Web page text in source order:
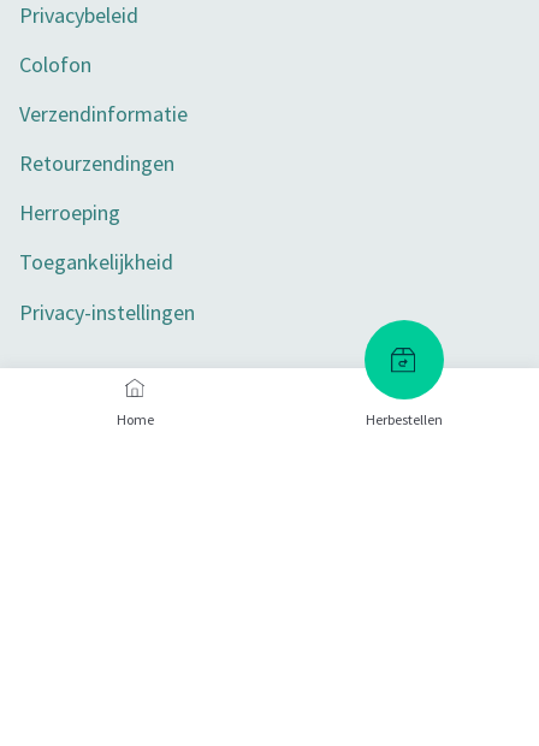
Home Herbestellen
Privacybeleid
Colofon
Verzendinformatie
Retourzendingen
Herroeping
Toegankelijkheid
Privacy-instellingen
Betaalmethoden